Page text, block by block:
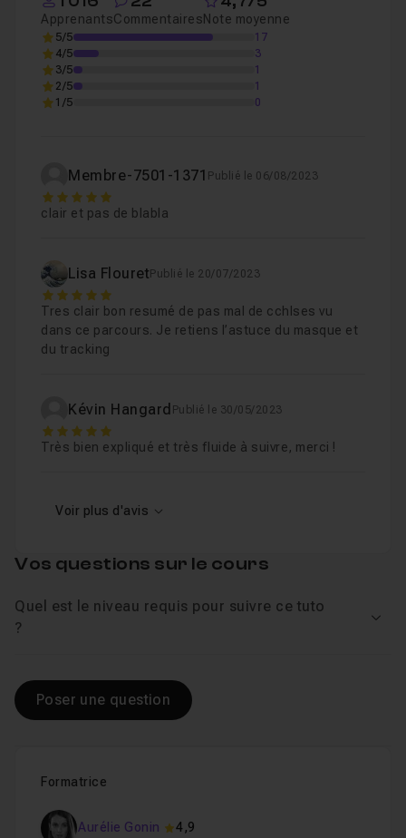
Chapitre 6 : Habillage de notre video
Chapitre 7 : Export et consolidate
ApprenantsCommentairesNote moyenne
5/5
17
4/5
3
3/5
1
2/5
1
1/5
0
Membre-7501-1371 Publié le 06/08/2023
5
clair et pas de blabla
Lisa Flouret Publié le 20/07/2023
5
Tres clair bon resumé de pas mal de cchlses vu
dans ce parcours. Je retiens l’astuce du masque et
du tracking
Kévin Hangard Publié le 30/05/2023
5
Très bien expliqué et très fluide à suivre, merci !
Voir plus d'avis
Formatrice
Aurélie Gonin 4,9
Vos questions sur le cours
Quel est le niveau requis pour suivre ce tuto
?
Poser une question